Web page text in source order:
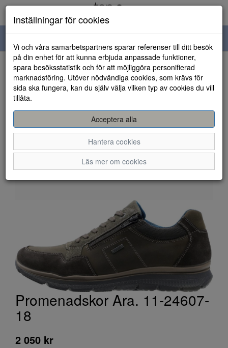
navigation
HEM
Promenadskor Ara. 11-24607-
18
2 050 kr
Inställningar för cookies
Vi och våra samarbetspartners sparar referenser till ditt besök
på din enhet för att kunna erbjuda anpassade funktioner,
spara besöksstatistik och för att möjliggöra personifierad
marknadsföring. Utöver nödvändiga cookies, som krävs för
sida ska fungera, kan du själv välja vilken typ av cookies du vill
tillåta.
Acceptera alla
Hantera cookies
Läs mer om cookies